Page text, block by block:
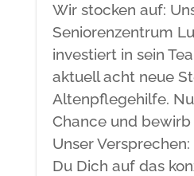
Wir stocken auf:
Seniorenzentrum
investiert in sein
aktuell acht neue
Altenpflegehilfe.
Chance und
Unser
Du Dich auf das